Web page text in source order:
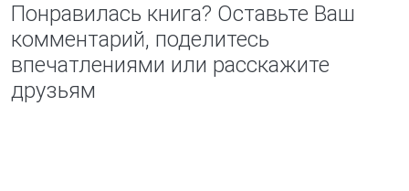
Понравилась книга? Оставьте Ваш
комментарий, поделитесь
впечатлениями или расскажите
друзьям